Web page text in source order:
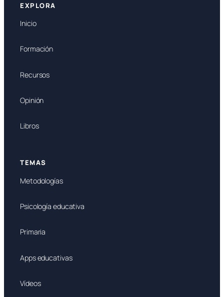
EXPLORA
Inicio
Formación
Recursos
Opinión
Libros
TEMAS
Metodologías
Psicología educativa
Primaria
Apps educativas
Vídeos